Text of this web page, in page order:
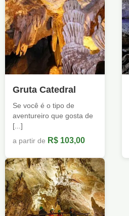
Gruta Catedral
Se você é o tipo de
aventureiro que gosta de
[...]
a partir de R$ 103,00